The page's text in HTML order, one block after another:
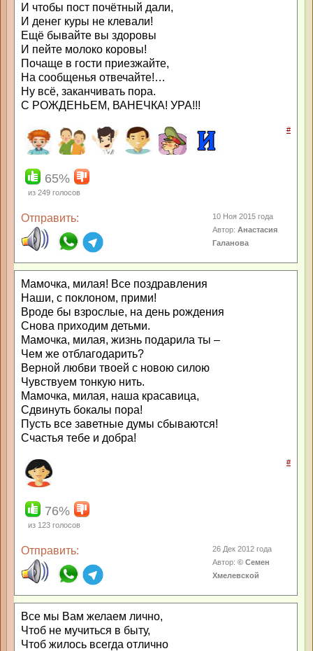
И чтобы пост почётный дали,
И денег куры не клевали!
Ещё бывайте вы здоровы
И пейте молоко коровы!
Почаще в гости приезжайте,
На сообщенья отвечайте!…
Ну всё, заканчивать пора.
С РОЖДЕНЬЕМ, ВАНЕЧКА! УРА!!!
#
65%
из 249 голосов
Отправить:
10 Ноя 2015 года
Автор:Анастасия
Галанова
Мамочка, милая! Все поздравления
Наши, с поклоном, прими!
Вроде бы взрослые, на день рождения
Снова приходим детьми.
Мамочка, милая, жизнь подарила ты –
Чем же отблагодарить?
Верной любви твоей с новою силою
Чувствуем тонкую нить.
Мамочка, милая, наша красавица,
Сдвинуть бокалы пора!
Пусть все заветные думы сбываются!
Счастья тебе и добра!
#
76%
из 123 голосов
Отправить:
26 Дек 2012 года
Автор:© Семен
Хмелевской
Все мы Вам желаем лично,
Чтоб не мучиться в быту,
Чтоб жилось всегда отлично